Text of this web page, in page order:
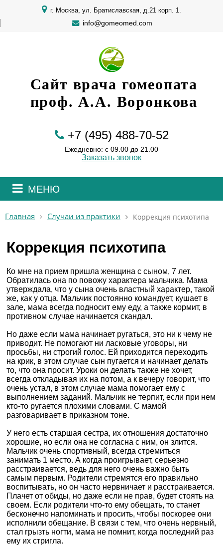
г. Москва, ул. Братиславская, д.21 корп. 1.
info@gomeomed.com
Сайт врача гомеопата
проф. А.А. Воронкова
+7 (495) 488-70-52
Ежедневно: с 09.00 до 21.00
Заказать звонок
МЕНЮ
Главная Случаи из практики Коррекция психотипа
Коррекция психотипа
Ко мне на прием пришла женщина с сыном, 7 лет.
Обратилась она по повожу характера мальчика. Мама
утверждала, что у сына очень властный характер, такой
же, как у отца. Мальчик постоянно командует, кушает в
зале, мама всегда подносит ему еду, а также кормит, в
противном случае начинается скандал.
Но даже если мама начинает ругаться, это ни к чему не
приводит. Не помогают ни ласковые уговоры, ни
просьбы, ни строгий голос. Ей приходится переходить
на крик, в этом случае сын пугается и начинает делать
то, что она просит. Уроки он делать также не хочет,
всегда откладывая их на потом, а к вечеру говорит, что
очень устал, в этом случае мама помогает ему с
выполнением заданий. Мальчик не терпит, если при нем
кто-то ругается плохими словами. С мамой
разговаривает в приказном тоне.
У него есть старшая сестра, их отношения достаточно
хорошие, но если она не согласна с ним, он злится.
Мальчик очень спортивный, всегда стремиться
занимать 1 место. А когда проигрывает, серьезно
расстраивается, ведь для него очень важно быть
самым первым. Родители стремятся его правильно
воспитывать, но он часто нервничает и расстраивается.
Плачет от обиды, но даже если не прав, будет стоять на
своем. Если родители что-то ему обещать, то станет
бесконечно напоминать и просить, чтобы поскорее они
исполнили обещание. В связи с тем, что очень нервный,
стал грызть ногти, мама не помнит, когда последний раз
ему их стригла.